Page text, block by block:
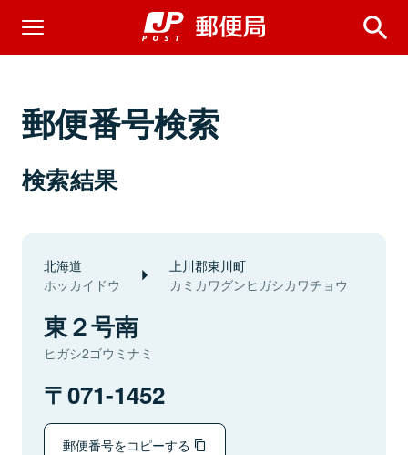
郵便番号検索
検索結果
北海道
ホッカイドウ
上川郡東川町
カミカワグンヒガシカワチョウ
東２号南
ヒガシ2ゴウミナミ
071-1452
郵便番号をコピーする